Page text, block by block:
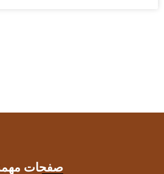
صفحات مهمة